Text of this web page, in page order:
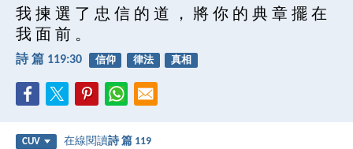
我 揀 選 了 忠 信 的 道 ， 將 你 的 典 章 擺 在
我 面 前 。
詩 篇 119:30 信仰 律法 真相
CUV 在線閱讀詩 篇 119